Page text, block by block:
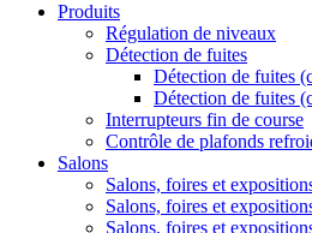
Produits
Régulation de niveaux
Détection de fuites
Détection de fuites
Détection de fuites
Interrupteurs fin de course
Contrôle de plafonds
Salons
Salons, foires et
Salons, foires et
Salons, foires et